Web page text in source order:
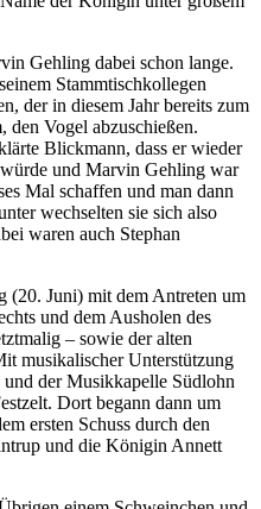
Gehling dabei schon lange.
Stammtischkollegen
der in diesem Jahr bereits zum
den Vogel abzuschießen.
Blickmann, dass er wieder
und Marvin Gehling war
Mal schaffen und man dann
wechselten sie sich also
waren auch Stephan
(20. Juni) mit dem Antreten um
und dem Ausholen des
– sowie der alten
musikalischer Unterstützung
der Musikkapelle Südlohn
Dort begann dann um
ersten Schuss durch den
und die Königin Annett